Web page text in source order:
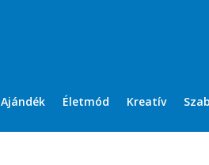
Ajándék Életmód Kreatív